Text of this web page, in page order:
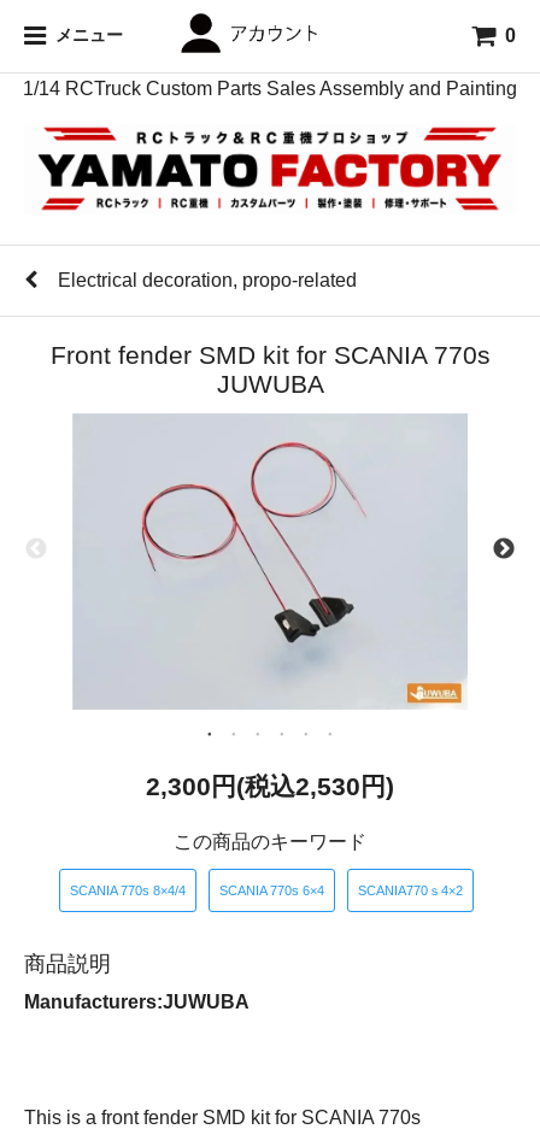
メニュー 0
1/14 RCTruck Custom Parts Sales Assembly and Painting
Electrical decoration, propo-related
Front fender SMD kit for SCANIA 770s
JUWUBA
2,300円(税込2,530円)
この商品のキーワード
SCANIA 770s 8×4/4 SCANIA 770s 6×4 SCANIA770ｓ4×2
商品説明
Manufacturers:JUWUBA
This is a front fender SMD kit for SCANIA 770s